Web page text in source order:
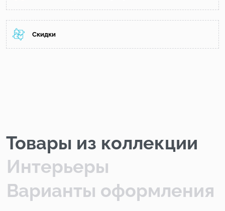
Скидки
Товары из коллекции
Интерьеры
Варианты оформления